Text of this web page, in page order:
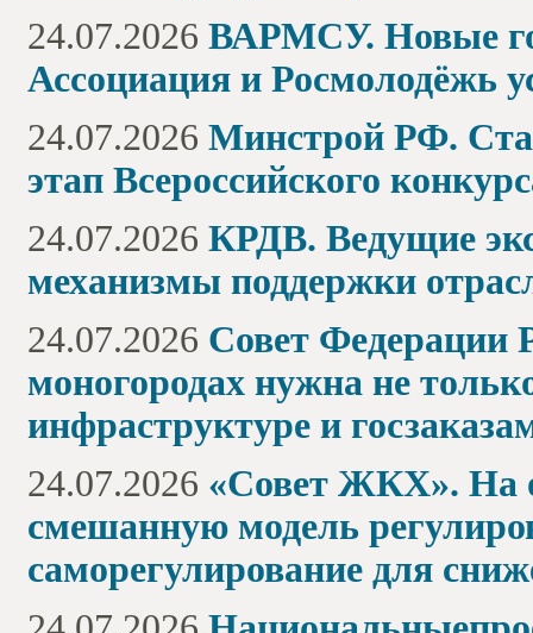
24.07.2026 ВАРМСУ. Новые
Ассоциация и Росмолодёжь
24.07.2026 Минстрой РФ.
этап Всероссийского
24.07.2026 КРДВ. Ведущие
механизмы поддержки
24.07.2026 Совет
моногородах нужна не
инфраструктуре и
24.07.2026 «Совет ЖКХ». На
смешанную модель
саморегулирование для